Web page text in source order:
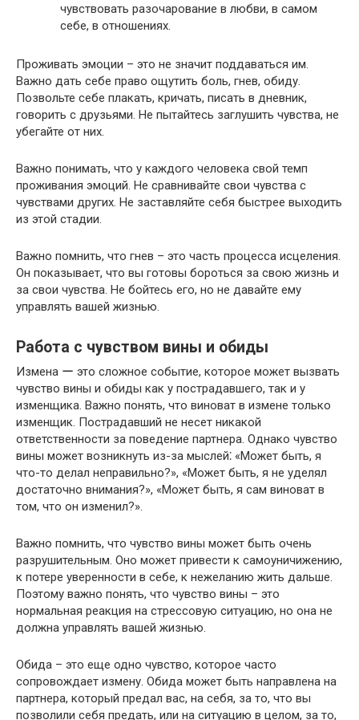
чувствовать разочарование в любви, в самом
себе, в отношениях.​
Проживать эмоции – это не значит поддаваться им.​
Важно дать себе право ощутить боль, гнев, обиду.​
Позвольте себе плакать, кричать, писать в дневник,
говорить с друзьями.​ Не пытайтесь заглушить чувства, не
убегайте от них.​
Важно понимать, что у каждого человека свой темп
проживания эмоций.​ Не сравнивайте свои чувства с
чувствами других.​ Не заставляйте себя быстрее выходить
из этой стадии.​
Важно помнить, что гнев – это часть процесса исцеления.​
Он показывает, что вы готовы бороться за свою жизнь и
за свои чувства.​ Не бойтесь его, но не давайте ему
управлять вашей жизнью.​
Работа с чувством вины и обиды
Измена ー это сложное событие, которое может вызвать
чувство вины и обиды как у пострадавшего, так и у
изменщика. Важно понять, что виноват в измене только
изменщик. Пострадавший не несет никакой
ответственности за поведение партнера.​ Однако чувство
вины может возникнуть из-за мыслей⁚ «Может быть, я
что-то делал неправильно?», «Может быть, я не уделял
достаточно внимания?​», «Может быть, я сам виноват в
том, что он изменил?​».​
Важно помнить, что чувство вины может быть очень
разрушительным.​ Оно может привести к самоуничижению,
к потере уверенности в себе, к нежеланию жить дальше.​
Поэтому важно понять, что чувство вины – это
нормальная реакция на стрессовую ситуацию, но она не
должна управлять вашей жизнью.​
Обида – это еще одно чувство, которое часто
сопровождает измену.​ Обида может быть направлена на
партнера, который предал вас, на себя, за то, что вы
позволили себя предать, или на ситуацию в целом, за то,